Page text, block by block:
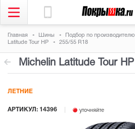
Главная Шины Подбор по производителю
Latitude Tour HP
255/55 R18
Michelin Latitude Tour HP
АРТИКУЛ: 14396 уточняйте
ЛЕТНИЕ